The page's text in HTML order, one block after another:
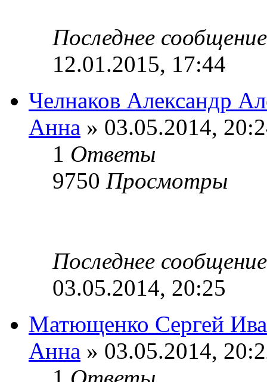
Последнее
12.01.2015, 17:44
Челнаков Александр
Анна » 03.05.2014,
1 Ответы
9750 Просмотры
Последнее
03.05.2014, 20:25
Матющенко Сергей
Анна » 03.05.2014,